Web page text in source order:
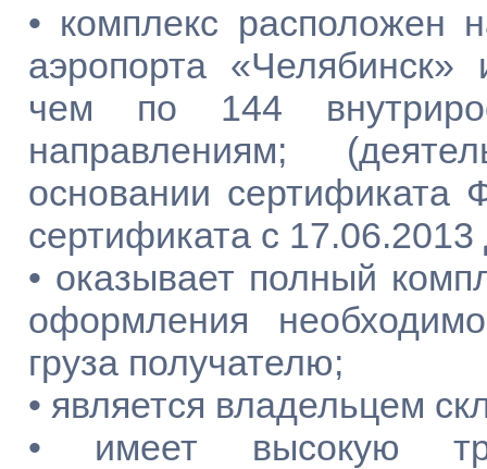
• комплекс расположен
аэропорта «Челябинск»
чем по 144
направлениям;
основании сертификата
сертификата с
• оказывает полный
оформления
груза получателю;
• является владельцем
• имеет высокую